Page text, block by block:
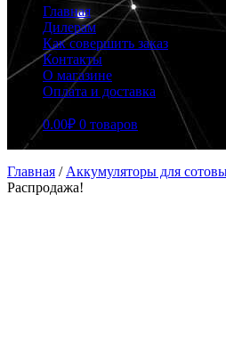
Главная
Дилерам
Как совершить заказ
Контакты
О магазине
Оплата и доставка
0.00₽ 0 товаров
Главная / Аккумуляторы для
Распродажа!